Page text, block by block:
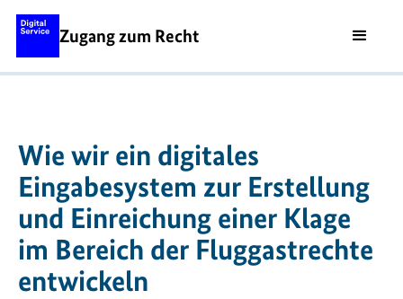
Zugang zum Recht
Wie wir ein digitales
Eingabesystem zur Erstellung
und Einreichung einer Klage
im Bereich der Fluggastrechte
entwickeln